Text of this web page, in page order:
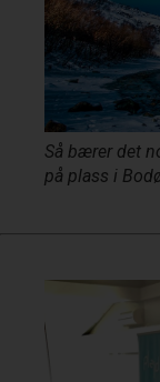
Så bærer det
på plass i